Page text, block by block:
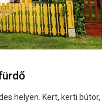
helyen. Kert, kerti bútor,